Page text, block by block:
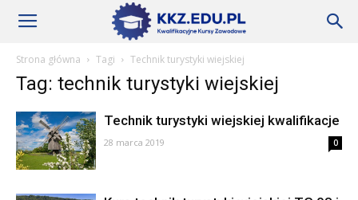
Szkoły
KKZ
Strona główna Tagi Technik turystyki wiejskiej
Tag: technik turystyki wiejskiej
Technik turystyki wiejskiej kwalifikacje
28 marca 2019 0